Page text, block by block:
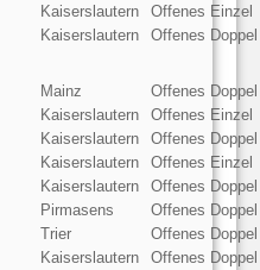
Kaiserslautern
Offenes Einzel
Kaiserslautern Offenes Doppel
Mainz
Offenes Doppel
Kaiserslautern
Offenes Einzel
Kaiserslautern
Offenes Doppel
Kaiserslautern
Offenes Einzel
Kaiserslautern
Offenes Doppel
Pirmasens
Offenes Doppel
Trier
Offenes Doppel
Kaiserslautern
Offenes Doppel